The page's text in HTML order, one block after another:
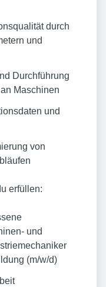
durch
und
Durchführung
Maschinen
und
von
erfüllen:
und
(m/w/d)